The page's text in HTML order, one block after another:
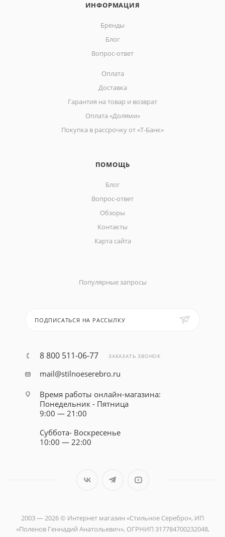
ИНФОРМАЦИЯ
Бренды
Блог
Вопрос-ответ
Оплата
Доставка
Гарантия на товар и возврат
Оплата «Долями»
Покупка в рассрочку от «Т-Банк»
ПОМОЩЬ
Блог
Вопрос-ответ
Обзоры
Контакты
Карта сайта
Популярные запросы
ПОДПИСАТЬСЯ НА РАССЫЛКУ
8 800 511-06-77 ЗАКАЗАТЬ ЗВОНОК
mail@stilnoeserebro.ru
Время работы онлайн-магазина:
Понедельник - Пятница
9:00 — 21:00
Суббота- Воскресенье
10:00 — 22:00
2003 — 2026 © Интернет магазин «Стильное Серебро», ИП
«Поленов Геннадий Анатольевич», ОГРНИП 317784700232048,